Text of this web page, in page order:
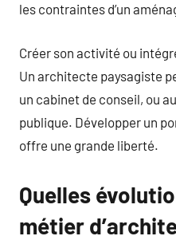
les contraintes d’un
Créer son activité ou
Un architecte paysagiste
un cabinet de conseil, ou
publique. Développer un
offre une grande liberté.
Quelles
métier